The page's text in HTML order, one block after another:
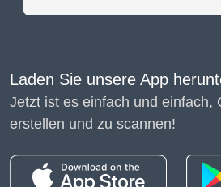
Laden Sie unsere App
Jetzt ist es einfach und einfach,
erstellen und zu scannen!